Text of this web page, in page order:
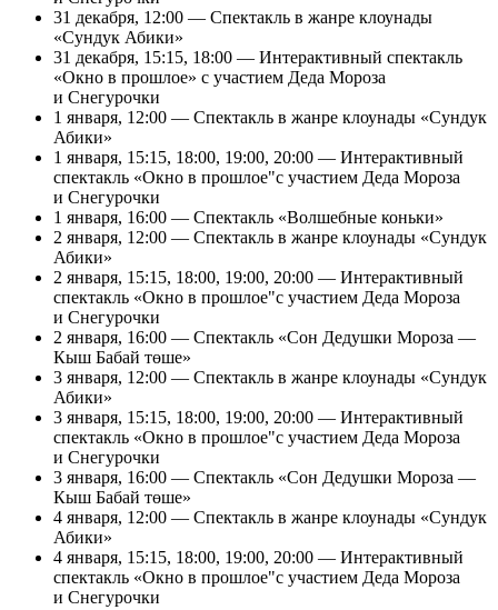
31 декабря, 12:00 — Спектакль в жанре клоунады
«Сундук Абики»
31 декабря, 15:15, 18:00 — Интерактивный спектакль
«Окно в прошлое» с участием Деда Мороза
и Снегурочки
1 января, 12:00 — Спектакль в жанре клоунады «Сундук
Абики»
1 января, 15:15, 18:00, 19:00, 20:00 — Интерактивный
спектакль «Окно в прошлое"с участием Деда Мороза
и Снегурочки
1 января, 16:00 — Спектакль «Волшебные коньки»
2 января, 12:00 — Спектакль в жанре клоунады «Сундук
Абики»
2 января, 15:15, 18:00, 19:00, 20:00 — Интерактивный
спектакль «Окно в прошлое"с участием Деда Мороза
и Снегурочки
2 января, 16:00 — Спектакль «Сон Дедушки Мороза —
Кыш Бабай төше»
3 января, 12:00 — Спектакль в жанре клоунады «Сундук
Абики»
3 января, 15:15, 18:00, 19:00, 20:00 — Интерактивный
спектакль «Окно в прошлое"с участием Деда Мороза
и Снегурочки
3 января, 16:00 — Спектакль «Сон Дедушки Мороза —
Кыш Бабай төше»
4 января, 12:00 — Спектакль в жанре клоунады «Сундук
Абики»
4 января, 15:15, 18:00, 19:00, 20:00 — Интерактивный
спектакль «Окно в прошлое"с участием Деда Мороза
и Снегурочки